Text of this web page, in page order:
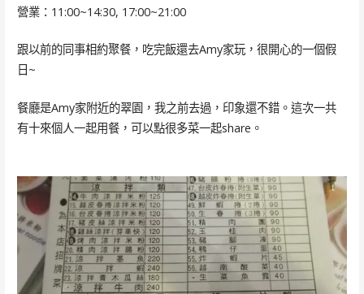
營業：11:00~14:30, 17:00~21:00
跟以前的同事相約聚餐，吃完飯還去Amy家玩，很開心的一個假
日~
餐廳是Amy家附近的翠園，我之前去過，印象還不錯。這次一共
有十來個人一起用餐，可以點很多菜一起share。